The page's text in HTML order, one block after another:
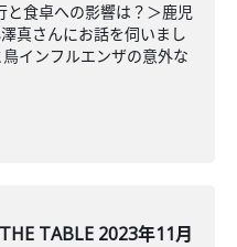
と食卓への影響は？＞鹿児
真さんにお話を伺いまし
インフルエンザの意外な
TABLE 2023年11月